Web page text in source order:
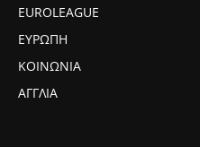
EUROLEAGUE
ΕΥΡΩΠΗ
ΚΟΙΝΩΝΙΑ
ΑΓΓΛΙΑ